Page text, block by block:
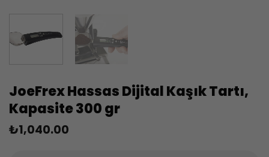
JoeFrex Hassas Dijital Kaşık Tartı,
Kapasite 300 gr
₺1,040.00